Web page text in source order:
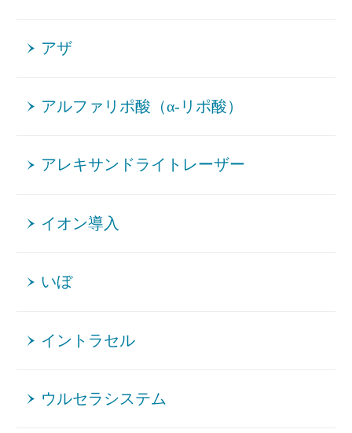
アザ
アルファリポ酸（α-リポ酸）
アレキサンドライトレーザー
イオン導入
いぼ
イントラセル
ウルセラシステム